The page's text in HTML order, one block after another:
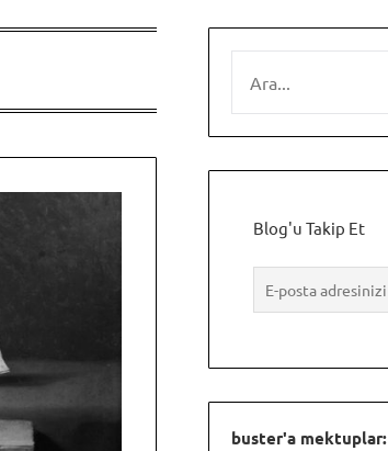
Blog'u Takip Et
buster'a mektuplar: